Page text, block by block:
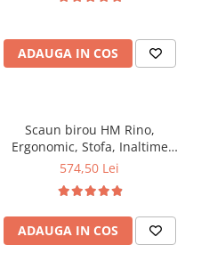
ADAUGA IN COS
Scaun birou HM Rino,
Ergonomic, Stofa, Inaltime
reglabila, Mecanism
cm, Gri
574,50 Lei
ADAUGA IN COS